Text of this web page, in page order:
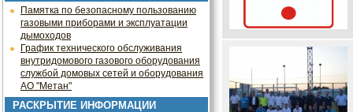
Памятка по безопасному пользованию
газовыми приборами и эксплуатации
дымоходов
График технического обслуживания
внутридомового газового оборудования
службой домовых сетей и оборудования
АО "Метан"
РАСКРЫТИЕ ИНФОРМАЦИИ